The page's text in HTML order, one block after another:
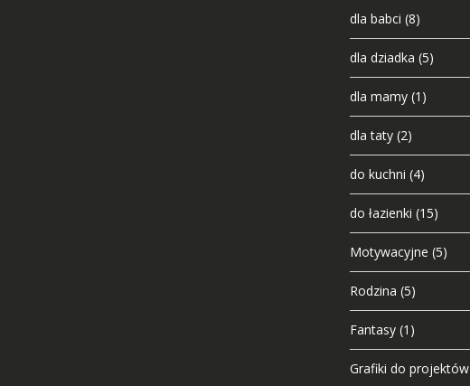
dla babci (8)
dla dziadka (5)
dla mamy (1)
dla taty (2)
do kuchni (4)
do łazienki (15)
Motywacyjne (5)
Rodzina (5)
Fantasy (1)
Grafiki do projektów